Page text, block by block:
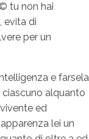
tu non hai
evita di
per un
e farsela
ciascuno alquanto
ed
lei un